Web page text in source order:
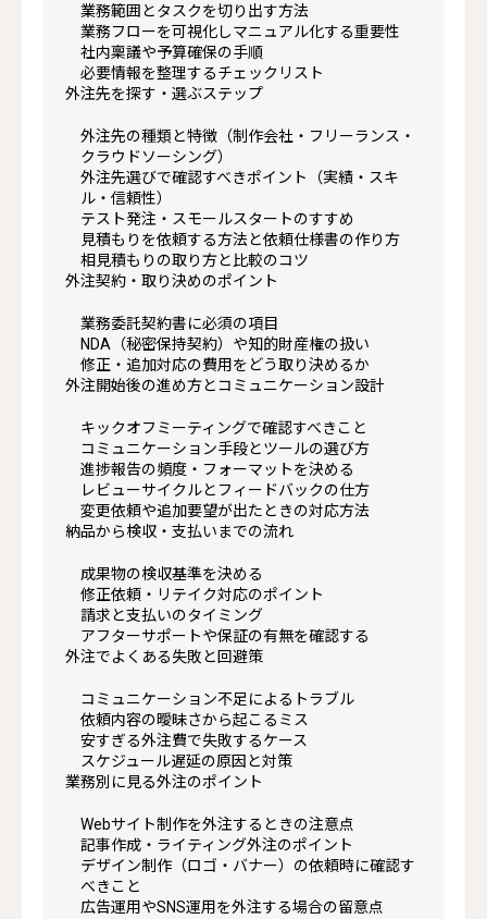
業務範囲とタスクを切り出す方法
業務フローを可視化しマニュアル化する重要性
社内稟議や予算確保の手順
必要情報を整理するチェックリスト
外注先を探す・選ぶステップ
外注先の種類と特徴（制作会社・フリーランス・
クラウドソーシング）
外注先選びで確認すべきポイント（実績・スキ
ル・信頼性）
テスト発注・スモールスタートのすすめ
見積もりを依頼する方法と依頼仕様書の作り方
相見積もりの取り方と比較のコツ
外注契約・取り決めのポイント
業務委託契約書に必須の項目
NDA（秘密保持契約）や知的財産権の扱い
修正・追加対応の費用をどう取り決めるか
外注開始後の進め方とコミュニケーション設計
キックオフミーティングで確認すべきこと
コミュニケーション手段とツールの選び方
進捗報告の頻度・フォーマットを決める
レビューサイクルとフィードバックの仕方
変更依頼や追加要望が出たときの対応方法
納品から検収・支払いまでの流れ
成果物の検収基準を決める
修正依頼・リテイク対応のポイント
請求と支払いのタイミング
アフターサポートや保証の有無を確認する
外注でよくある失敗と回避策
コミュニケーション不足によるトラブル
依頼内容の曖昧さから起こるミス
安すぎる外注費で失敗するケース
スケジュール遅延の原因と対策
業務別に見る外注のポイント
Webサイト制作を外注するときの注意点
記事作成・ライティング外注のポイント
デザイン制作（ロゴ・バナー）の依頼時に確認す
べきこと
広告運用やSNS運用を外注する場合の留意点